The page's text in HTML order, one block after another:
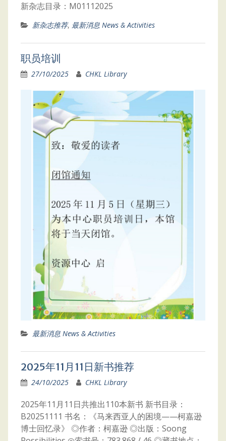
新杂志目录：M01112025
新杂志推荐, 最新消息 News & Activities
职员培训
27/10/2025 CHKL Library
最新消息 News & Activities
2025年11月11日新书推荐
24/10/2025 CHKL Library
2025年11月11日共推出110本新书 新书目录：
B20251111 书名：《马来西亚人的困境——柯嘉逊
博士回忆录》 ◎作者：柯嘉逊 ◎出版：Soong